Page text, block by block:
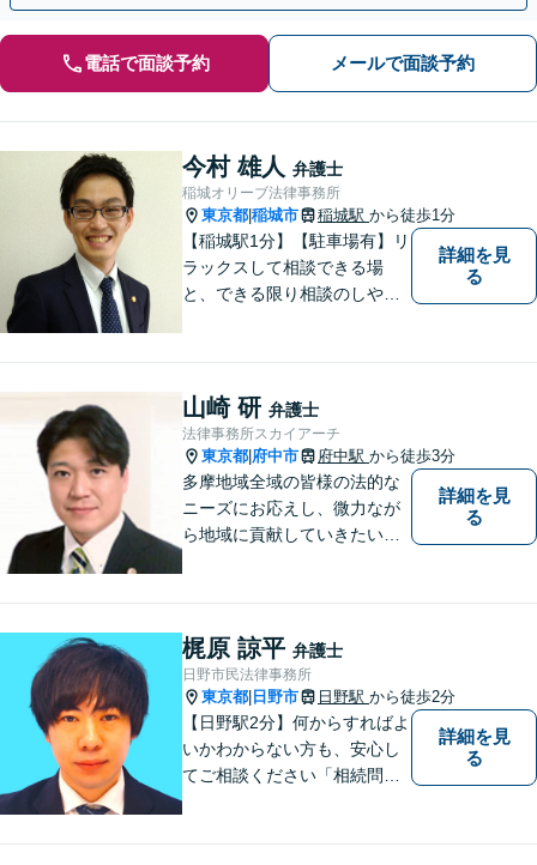
電話で面談予約 メールで面談予約
今村 雄人 弁護士
稲城オリーブ法律事務所
東京都 稲城市 稲城駅 から徒歩1分
【稲城駅1分】【駐車場有】リ
ラックスして相談できる場
と、できる限り相談のしやす
ください。 ご相談・ご依頼い
ただいた際には、精一杯サポ
ートいたします。
詳細を見
る
山崎 研 弁護士
法律事務所スカイアーチ
東京都 府中市 府中駅 から徒歩3分
多摩地域全域の皆様の法的な
ニーズにお応えし、微力なが
ら地域に貢献していきたいと
詳細を見
る
梶原 諒平 弁護士
日野市民法律事務所
東京都 日野市 日野駅 から徒歩2分
【日野駅2分】何からすればよ
いかわからない方も、安心し
てご相談ください「相続問
詳細を見
る